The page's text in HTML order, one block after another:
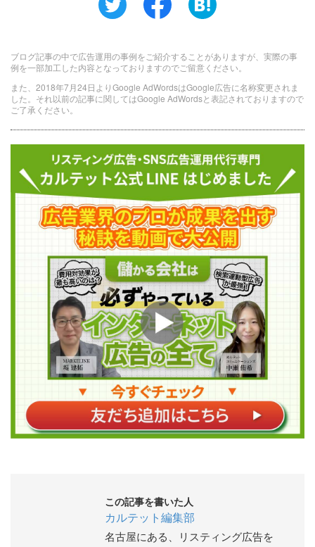
ブログ記事の中で広告運用の事例をご紹介することがありますが、実際の事
例を一部加工した内容となっておりますのでご留意ください。
また、2018年7月24日よりGoogle AdWordsはGoogle広告に名称変更されま
した。それ以前の記事に関してはGoogle AdWordsと表記されておりますので
ご了承ください。
この記事を書いた人
カルテット編集部
名古屋にある、リスティング広告を